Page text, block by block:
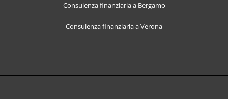
Consulenza finanziaria a Bergamo
Consulenza finanziaria a Verona